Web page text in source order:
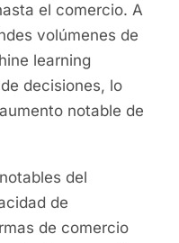
el comercio. A
volúmenes de
learning
decisiones, lo
notable de
del
de
de comercio